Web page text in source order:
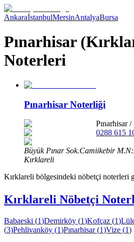
AnkaraİstanbulMersinAntalyaBursa
Pınarhisar
Noterleri
Pınarhisar Noterliği
Pınarhisar/
0288 615
Büyük Pınar Sok.Camiikebir
Kırklareli
Kırklareli bölgesindeki nöbetçi noterleri
Kırklareli Nöbetçi
Babaeski (1)Demirköy (1)Kofçaz (1)
(3)Pehlivanköy (1)Pınarhisar(1)Vize (1)